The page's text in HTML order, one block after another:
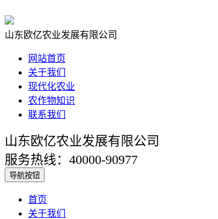
山东欧亿农业发展有限公司
网站首页
关于我们
现代化农业
农作物知识
联系我们
山东欧亿农业发展有限公司
服务热线：40000-90977
导航按钮
首页
关于我们